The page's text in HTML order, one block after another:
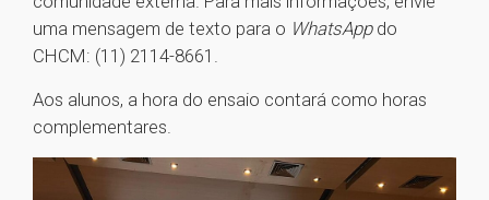
uma mensagem de texto para o WhatsAppdo
CHCM: (11) 2114-8661.
Aos alunos, a hora do ensaio contará como horas
complementares.